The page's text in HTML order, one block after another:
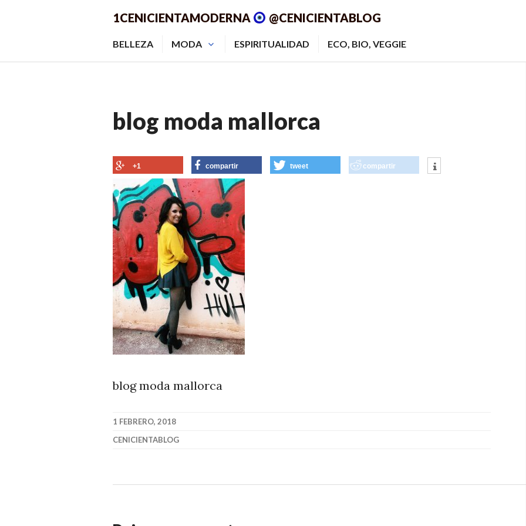
1CENICIENTAMODERNA @CENICIENTABLOG
BELLEZA MODA ESPIRITUALIDAD ECO, BIO, VEGGIE
blog moda mallorca
+1 compartir tweet compartir
blog moda mallorca
1 FEBRERO, 2018
CENICIENTABLOG